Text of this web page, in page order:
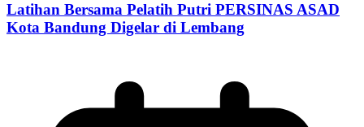
Latihan Bersama Pelatih Putri PERSINAS ASAD
Kota Bandung Digelar di Lembang